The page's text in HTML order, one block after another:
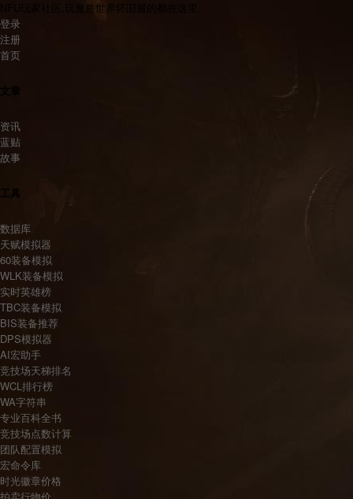
NFU玩家社区,玩魔兽世界怀旧服的都在这里
登录
注册
首页
资讯
蓝贴
故事
工具
数据库
天赋模拟器
60装备模拟
WLK装备模拟
实时英雄榜
TBC装备模拟
BIS装备推荐
DPS模拟器
AI宏助手
竞技场天梯排名
WCL排行榜
WA字符串
专业百科全书
竞技场点数计算
团队配置模拟
宏命令库
时光徽章价格